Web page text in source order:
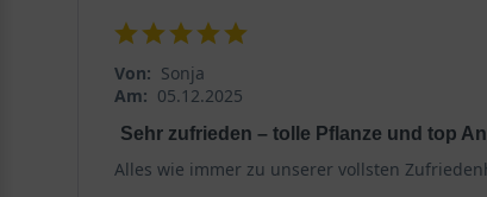
Von: Sonja
Am: 05.12.2025
Sehr zufrieden – tolle Pflanze und top
Alles wie immer zu unserer vollsten